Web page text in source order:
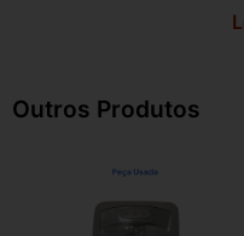
Outros Produtos